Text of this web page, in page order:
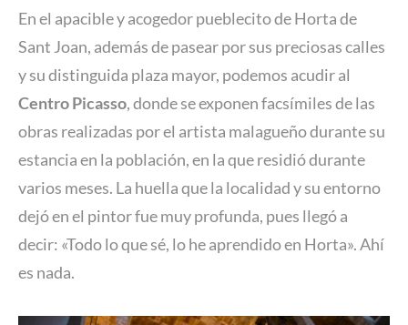
En el apacible y acogedor pueblecito de Horta de
Sant Joan, además de pasear por sus preciosas calles
y su distinguida plaza mayor, podemos acudir al
Centro Picasso, donde se exponen facsímiles de las
obras realizadas por el artista malagueño durante su
estancia en la población, en la que residió durante
varios meses. La huella que la localidad y su entorno
dejó en el pintor fue muy profunda, pues llegó a
decir: «Todo lo que sé, lo he aprendido en Horta». Ahí
es nada.